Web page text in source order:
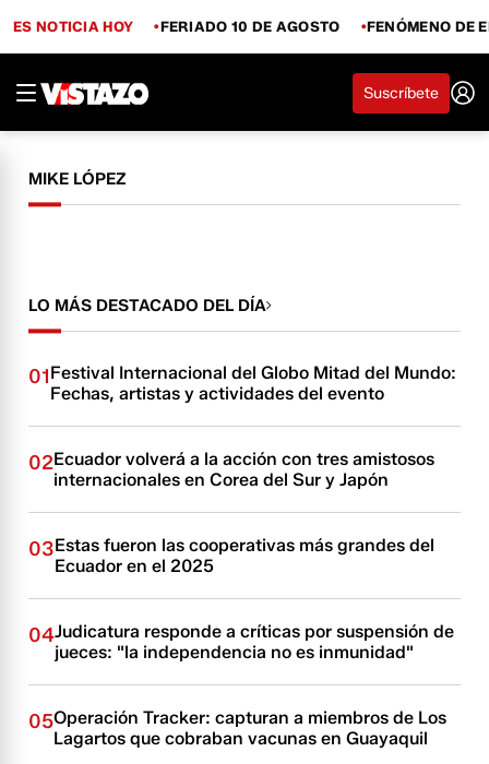
ES NOTICIA HOY FERIADO 10 DE AGOSTO FENÓMENO DE
Suscríbete
MIKE LÓPEZ
LO MÁS DESTACADO DEL DÍA
01Festival Internacional del Globo Mitad del Mundo:
Fechas, artistas y actividades del evento
02Ecuador volverá a la acción con tres amistosos
internacionales en Corea del Sur y Japón
03Estas fueron las cooperativas más grandes del
Ecuador en el 2025
04Judicatura responde a críticas por suspensión de
jueces: "la independencia no es inmunidad"
05Operación Tracker: capturan a miembros de Los
Lagartos que cobraban vacunas en Guayaquil